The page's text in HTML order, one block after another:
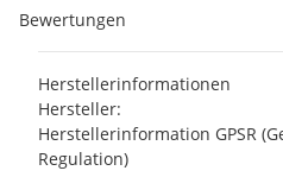
Bewertungen
Herstellerinformationen
Hersteller:
Herstellerinformation GPSR
Regulation)